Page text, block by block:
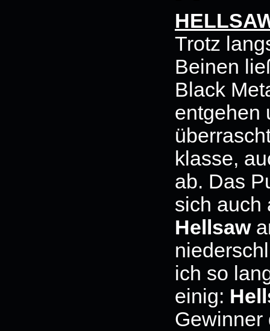
Trotz
Beinen
Black
entgehen
klasse,
ab. Das
sich auch
Hellsaw
ich so
einig: